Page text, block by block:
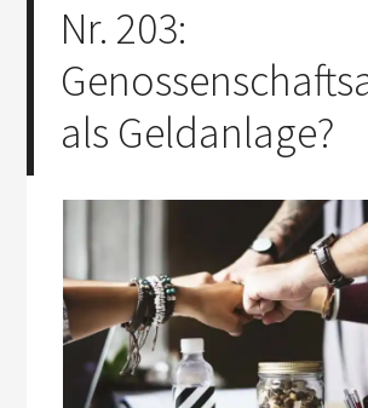
Nr. 203:
als Geldanlage?